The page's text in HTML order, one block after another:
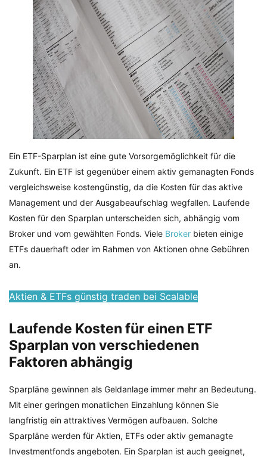
Ein ETF-Sparplan ist eine gute Vorsorgemöglichkeit für die
Zukunft. Ein ETF ist gegenüber einem aktiv gemanagten Fonds
vergleichsweise kostengünstig, da die Kosten für das aktive
Management und der Ausgabeaufschlag wegfallen. Laufende
Kosten für den Sparplan unterscheiden sich, abhängig vom
Broker und vom gewählten Fonds. Viele Broker bieten einige
ETFs dauerhaft oder im Rahmen von Aktionen ohne Gebühren
an.
Aktien & ETFs günstig traden bei Scalable
Laufende Kosten für einen ETF
Sparplan von verschiedenen
Faktoren abhängig
Sparpläne gewinnen als Geldanlage immer mehr an Bedeutung.
Mit einer geringen monatlichen Einzahlung können Sie
langfristig ein attraktives Vermögen aufbauen. Solche
Sparpläne werden für Aktien, ETFs oder aktiv gemanagte
Investmentfonds angeboten. Ein Sparplan ist auch geeignet,